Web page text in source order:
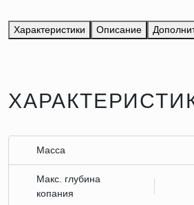
Характеристики Описание
Масса
Макс. глубина
копания